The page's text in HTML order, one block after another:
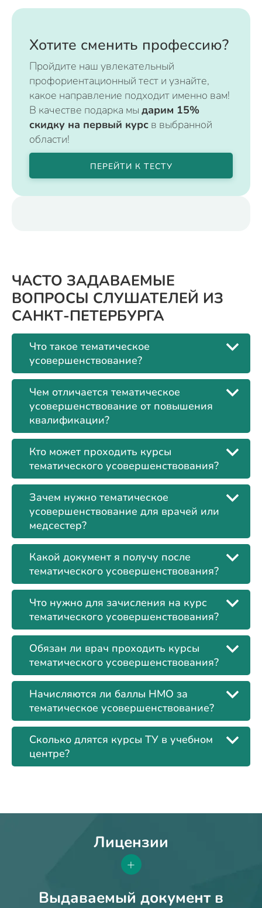
Хотите сменить профессию?
Пройдите наш увлекательный
профориентационный тест и узнайте,
какое направление подходит именно вам!
В качестве подарка мы дарим 15%
скидку на первый курс в выбранной
области!
ПЕРЕЙТИ К ТЕСТУ
ЧАСТО ЗАДАВАЕМЫЕ
ВОПРОСЫ СЛУШАТЕЛЕЙ ИЗ
САНКТ-ПЕТЕРБУРГА
Что такое тематическое
усовершенствование?
Чем отличается тематическое
усовершенствование от повышения
квалификации?
Кто может проходить курсы
тематического усовершенствования?
Зачем нужно тематическое
усовершенствование для врачей или
медсестер?
Какой документ я получу после
тематического усовершенствования?
Что нужно для зачисления на курс
тематического усовершенствования?
Обязан ли врач проходить курсы
тематического усовершенствования?
Начисляются ли баллы НМО за
тематическое усовершенствование?
Сколько длятся курсы ТУ в учебном
центре?
Лицензии
+
Выдаваемый документ в